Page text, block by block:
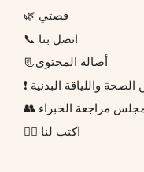
🌿 قصتي
📞 اتصل بنا
📃أصالة المحتوى
الصحة واللياقة البدنية
مجلس مراجعة الخبراء
✍🏻 اكتب لنا